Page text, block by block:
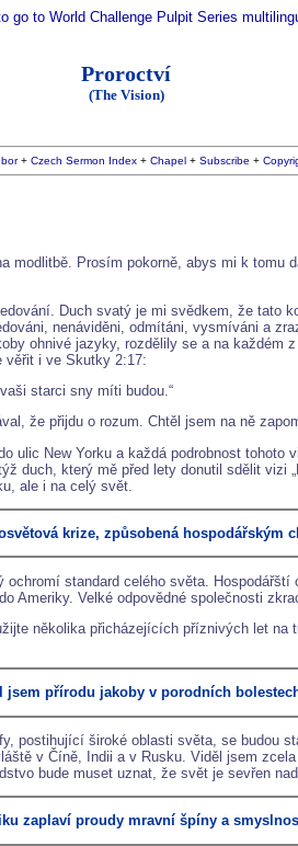
Proroctví
(The Vision)
+ Czech Sermon Index + Chapel + Subscribe +
modlitbě. Prosím pokorně, abys mi k
Duch svatý je mi svědkem, že tato
nenáviděni, odmítáni, vysmíváni a
ohnivé jazyky, rozdělily se a na
věřit i ve Skutky 2:17:
starci sny míti budou.“
že přijdu o rozum. Chtěl jsem na ně
ulic New Yorku a každá podrobnost
duch, který mě před lety donutil sdělit vizi
ale i na celý svět.
krize, způsobená hospodářským
standard celého světa.
Ameriky. Velké odpovědné společnosti
několika přicházejících příznivých let na
jsem přírodu jakoby v porodních
postihující široké oblasti světa, se
v Číně, Indii a v Rusku. Viděl jsem
bude muset uznat, že svět je sevřen
zaplaví proudy mravní špíny a